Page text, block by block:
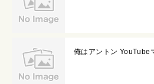
俺はアントン YouTube